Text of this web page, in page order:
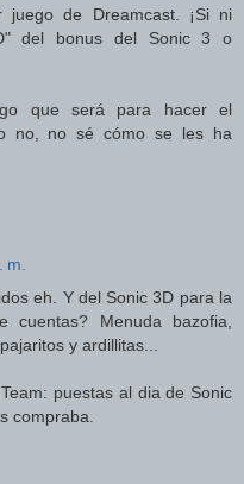
de Dreamcast. ¡Si ni
del bonus del Sonic 3 o
que será para hacer el
no, no sé cómo se les ha
m.
eh. Y del Sonic 3D para la
cuentas? Menuda bazofia,
y ardillitas...
puestas al dia de Sonic
compraba.